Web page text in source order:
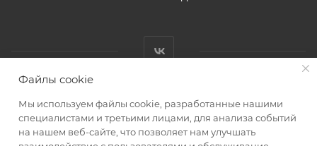
Файлы cookie
Мы используем файлы cookie, разработанные нашими
специалистами и третьими лицами, для анализа событий
на нашем веб-сайте, что позволяет нам улучшать